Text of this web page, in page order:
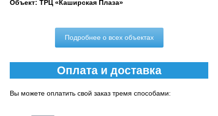
Объект: ТРЦ «Каширская Плаза»
Подробнее о всех объектах
Оплата и доставка
Вы можете оплатить свой заказ тремя способами: